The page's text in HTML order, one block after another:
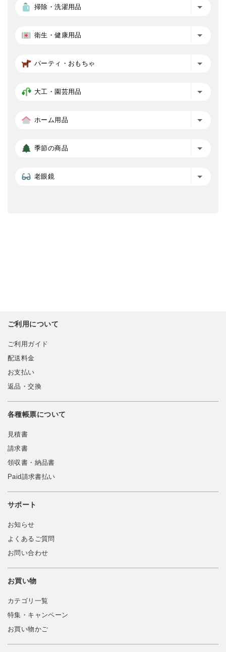
掃除・洗濯用品
衛生・健康用品
パーティ・おもちゃ
大工・園芸用品
ホーム用品
季節の商品
老眼鏡
ご利用について
ご利用ガイド
配送料金
お支払い
返品・交換
各種帳票について
見積書
請求書
領収書・納品書
Paid請求書払い
サポート
お知らせ
よくあるご質問
お問い合わせ
お買い物
カテゴリ一覧
特集・キャンペーン
お買い物かご